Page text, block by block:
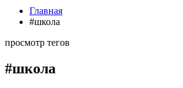
Главная
#школа
просмотр тегов
#школа